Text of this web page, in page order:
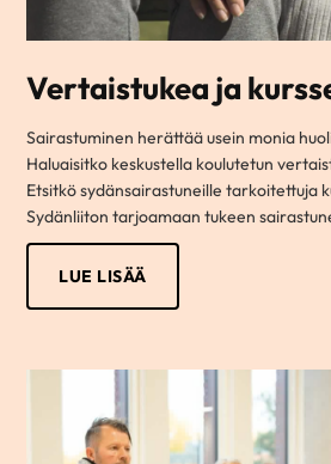
Vertaistukea ja
Sairastuminen herättää usein monia
Haluaisitko keskustella koulutetun
Etsitkö sydänsairastuneille tarkoitettuja
Sydänliiton tarjoamaan tukeen
LUE LISÄÄ